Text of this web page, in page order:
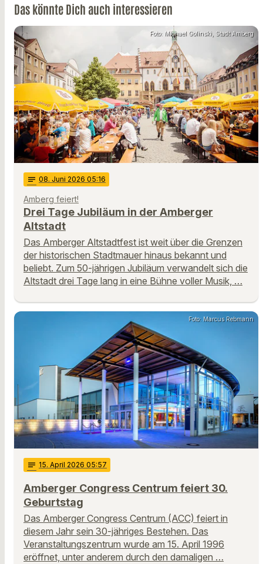
Das könnte Dich auch interessieren
Foto: Michael Golinski, Stadt Amberg
notes 08. Juni 2026 05:16
Amberg feiert!
Drei Tage Jubiläum in der Amberger
Altstadt
Das Amberger Altstadtfest ist weit über die Grenzen
der historischen Stadtmauer hinaus bekannt und
beliebt. Zum 50-jährigen Jubiläum verwandelt sich die
Altstadt drei Tage lang in eine Bühne voller Musik, …
Foto: Marcus Rebmann
notes 15. April 2026 05:57
Amberger Congress Centrum feiert 30.
Geburtstag
Das Amberger Congress Centrum (ACC) feiert in
diesem Jahr sein 30-jähriges Bestehen. Das
Veranstaltungszentrum wurde am 15. April 1996
eröffnet, unter anderem durch den damaligen …